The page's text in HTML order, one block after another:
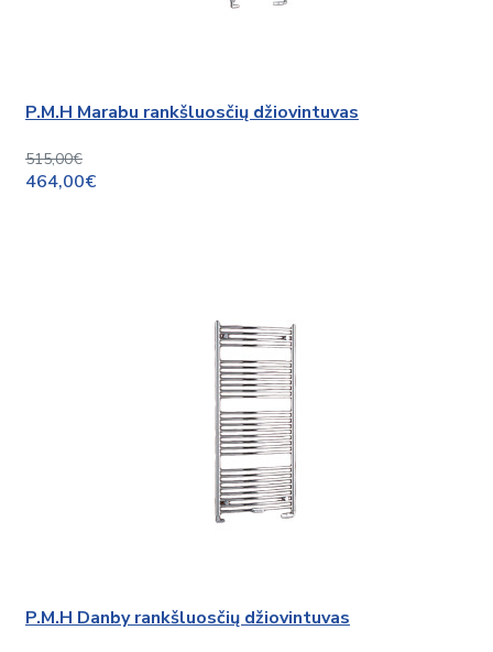
P.M.H Marabu rankšluosčių džiovintuvas
515,00€
464,00€
P.M.H Danby rankšluosčių džiovintuvas